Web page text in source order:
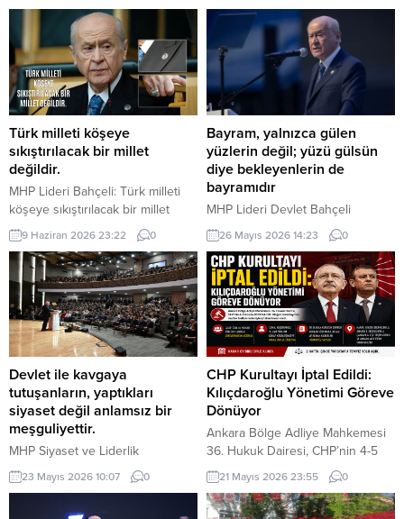
Türk milleti köşeye
sıkıştırılacak bir millet
değildir.
MHP Lideri Bahçeli: Türk milleti
köşeye sıkıştırılacak bir millet
değildir. Türk milleti, karşısına
yedi düvel de dizilse tarih
sahnesinden silinecek bir millet
değildir. Türkiye, ham hayaller
kurulup çizilen haritaların
kenarına sıkıştırılacak, eline bir
avuç toprak verilip denizlerinden
koparılacak bir ülke değildir.
Devlet Bahçeli MHP TBMM Grup
Toplantısı’nda Türkiye’nin
gündemine ve...
9 Haziran 2026 23:22 0
Bayram, yalnızca gülen
yüzlerin değil; yüzü gülsün
diye bekleyenlerin de
bayramıdır
MHP Lideri Devlet Bahçeli
“Bugün bizlere düşen, bayramın
manasını yalnızca kendi
hanelerimize hapsetmemek; bu
mübarek iklimi yetimin başını
okşayan ele, yoksulun sofrasına
uzanan lokmaya, yaşlının duasını
alan güler yüze, yalnızın kapısını
çalan muhabbete dönüştürmektir.
Çünkü bayram, yalnızca gülen
yüzlerin değil; yüzü gülsün diye
bekleyenlerin de bayramıdır.
Bayram, yalnızca varlık içinde...
26 Mayıs 2026 14:23 0
Devlet ile kavgaya
tutuşanların, yaptıkları
siyaset değil anlamsız bir
meşguliyettir.
MHP Siyaset ve Liderlik
Okulu’nun 23. Dönem Sertifika
Töreni, MHP Lideri Devlet
23 Mayıs 2026 10:07 0
CHP Kurultayı İptal Edildi:
Kılıçdaroğlu Yönetimi Göreve
Dönüyor
Ankara Bölge Adliye Mahkemesi
36. Hukuk Dairesi, CHP’nin 4-5
Kasım 2023 tarihlerinde
gerçekleştirilen 38. Olağan
Kurultayı’na ilişkin açılan davada
21 Mayıs 2026 23:55 0